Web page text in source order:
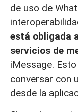
de uso de
está obligada
servicios de
iMessage.
conversar con
desde la